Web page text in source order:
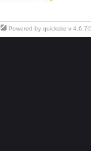
Powered by quicksite v